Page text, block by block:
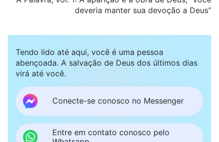
deveria manter sua devoção a Deus”
Tendo lido até aqui, você é uma pessoa
abençoada. A salvação de Deus dos últimos dias
virá até você.
Conecte-se conosco no Messenger
Entre em contato conosco pelo